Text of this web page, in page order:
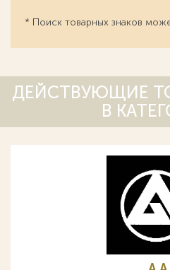
* Поиск товарных знаков
ДЕЙСТВУЮЩИЕ
В